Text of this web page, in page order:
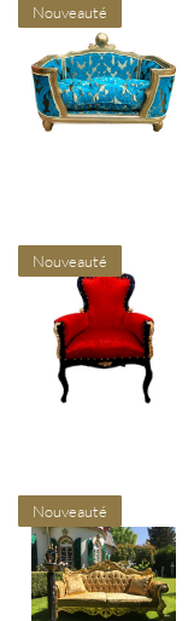
Nouveauté
Nouveauté
Nouveauté